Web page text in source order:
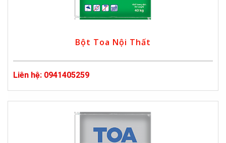
Bột Toa Nội Thất
Liên hệ: 0941405259